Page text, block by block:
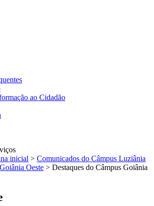
ao Cidadão
inicial > Comunicados do Câmpus Luziânia
Goiânia Oeste > Destaques do Câmpus Goiânia